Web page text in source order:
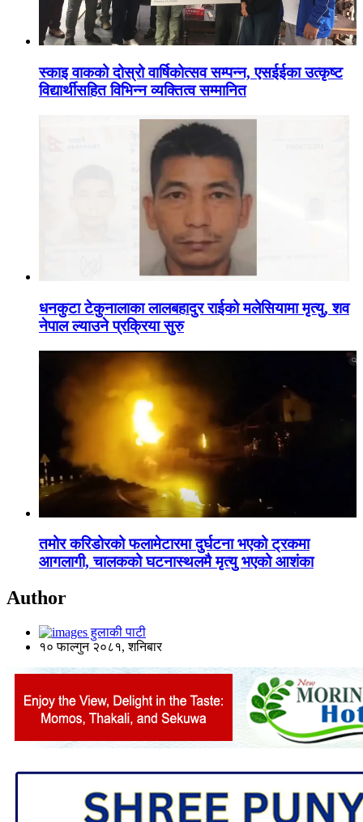
स्काइ वाकको दोस्रो वार्षिकोत्सव सम्पन्न, एसईईका उत्कृष्ट
विद्यार्थीसहित विभिन्न व्यक्तित्व सम्मानित
धनकुटा टेकुनालाका लालबहादुर राईको मलेसियामा मृत्यु, शव
नेपाल ल्याउने प्रक्रिया सुरु
तमोर करिडोरको फलामेटारमा दुर्घटना भएको ट्रकमा
आगलागी, चालकको घटनास्थलमै मृत्यु भएको आशंका
Author
हुलाकी पाटी
१० फाल्गुन २०८१, शनिबार